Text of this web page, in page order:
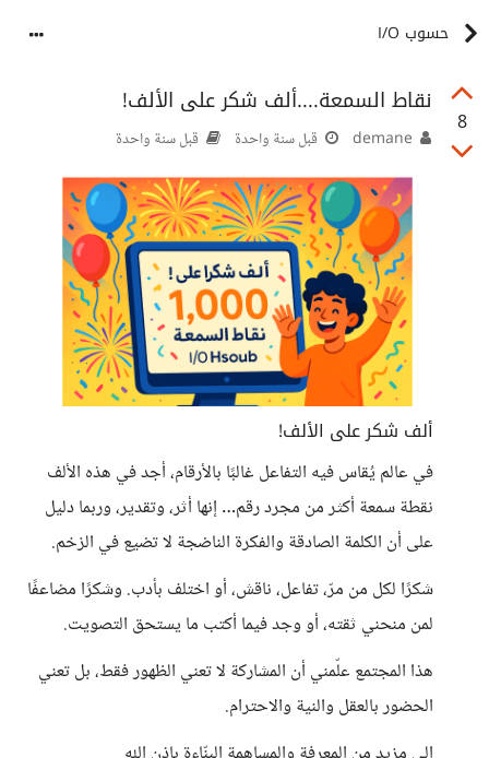
حسوب I/O
8
نقاط السمعة....ألف شكر على الألف!
قبل سنة واحدة قبل سنة واحدة
ألف شكر على الألف!
في عالم يُقاس فيه التفاعل غالبًا بالأرقام، أجد في هذه الألف
نقطة سمعة أكثر من مجرد رقم… إنها أثر، وتقدير، وربما دليل
على أن الكلمة الصادقة والفكرة الناضجة لا تضيع في الزخم.
شكرًا لكل من مرّ، تفاعل، ناقش، أو اختلف بأدب. وشكرًا مضاعفًا
لمن منحني ثقته، أو وجد فيما أكتب ما يستحق التصويت.
هذا المجتمع علّمني أن المشاركة لا تعني الظهور فقط، بل تعني
الحضور بالعقل والنية والاحترام.